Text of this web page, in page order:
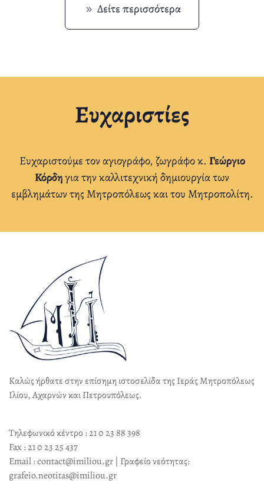
Δείτε περισσότερα
Ευχαριστίες
Ευχαριστούμε τον αγιογράφο, ζωγράφο κ. Γεώργιο
Κόρδηγια την καλλιτεχνική δημιουργία των
εμβλημάτων της Μητροπόλεως και του Μητροπολίτη.
Καλώς ήρθατε στην επίσημη ιστοσελίδα της Ιεράς Μητροπόλεως
Ιλίου, Αχαρνών και Πετρουπόλεως.
Τηλεφωνικό κέντρο : 21 0 23 88 398
Fax : 21 0 23 25 437
Email : contact@imiliou.gr | Γραφείο νεότητας:
grafeio.neotitas@imiliou.gr